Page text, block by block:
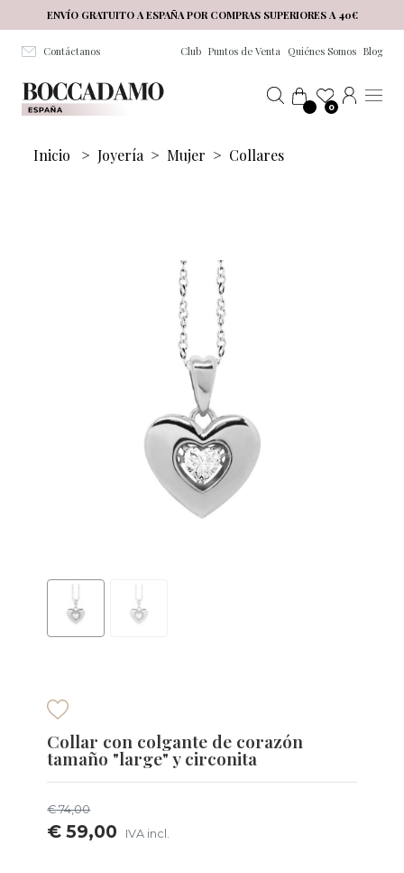
Salta al contenuto principale
ENVÍO GRATUITO A ESPAÑA POR COMPRAS SUPERIORES A 40€
Contáctanos Club Puntos de Venta Quiénes Somos Blog
0
Inicio > Joyería > Mujer > Collares
Collar con colgante de corazón
tamaño "large" y circonita
€ 74,00
€ 59,00 IVA incl.